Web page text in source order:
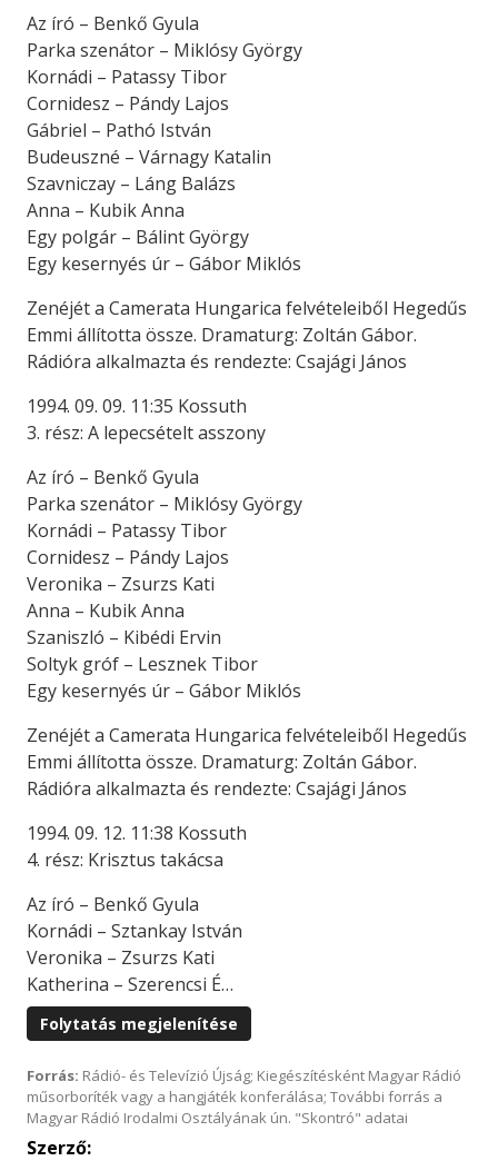
Az író – Benkő Gyula
Parka szenátor – Miklósy György
Kornádi – Patassy Tibor
Cornidesz – Pándy Lajos
Gábriel – Pathó István
Budeuszné – Várnagy Katalin
Szavniczay – Láng Balázs
Anna – Kubik Anna
Egy polgár – Bálint György
Egy kesernyés úr – Gábor Miklós
Zenéjét a Camerata Hungarica felvételeiből Hegedűs
Emmi állította össze. Dramaturg: Zoltán Gábor.
Rádióra alkalmazta és rendezte: Csajági János
1994. 09. 09. 11:35 Kossuth
3. rész: A lepecsételt asszony
Az író – Benkő Gyula
Parka szenátor – Miklósy György
Kornádi – Patassy Tibor
Cornidesz – Pándy Lajos
Veronika – Zsurzs Kati
Anna – Kubik Anna
Szaniszló – Kibédi Ervin
Soltyk gróf – Lesznek Tibor
Egy kesernyés úr – Gábor Miklós
Zenéjét a Camerata Hungarica felvételeiből Hegedűs
Emmi állította össze. Dramaturg: Zoltán Gábor.
Rádióra alkalmazta és rendezte: Csajági János
1994. 09. 12. 11:38 Kossuth
4. rész: Krisztus takácsa
Az író – Benkő Gyula
Kornádi – Sztankay István
Veronika – Zsurzs Kati
Katherina – Szerencsi É…
Folytatás megjelenítése
Forrás: Rádió- és Televízió Újság; Kiegészítésként Magyar Rádió
műsorboríték vagy a hangjáték konferálása; További forrás a
Magyar Rádió Irodalmi Osztályának ún. "Skontró" adatai
Szerző: